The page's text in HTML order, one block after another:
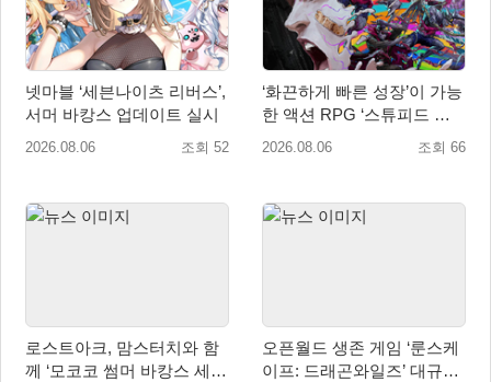
넷마블 ‘세븐나이츠 리버스’,
서머 바캉스 업데이트 실시
2026.08.06 조회 52
‘화끈하게 빠른 성장’이 가능
한 액션 RPG ‘스튜피드 네
버 다이즈’ 패키지판 예약판
2026.08.06 조회 66
로스트아크, 맘스터치와 함
께 ‘모코코 썸머 바캉스 세
오픈월드 생존 게임 ‘룬스케
이프: 드래곤와일즈’ 대규모